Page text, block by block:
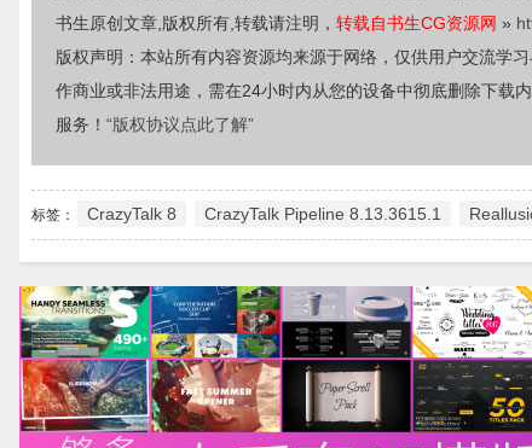
书生原创文章,版权所有,转载请注明， 转载自书生CG资源网 »
版权声明：本站所有内容资源均来源于网络，仅供用户交流学
作商业或非法用途，需在24小时内从您的设备中彻底删除下载
服务！ “版权协议点此了解”
标签： CrazyTalk 8 CrazyTalk Pipeline 8.13.3615.1